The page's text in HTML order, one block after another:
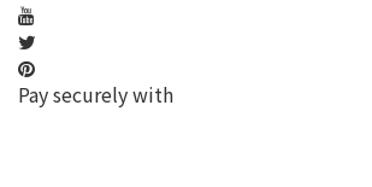
Pay securely with